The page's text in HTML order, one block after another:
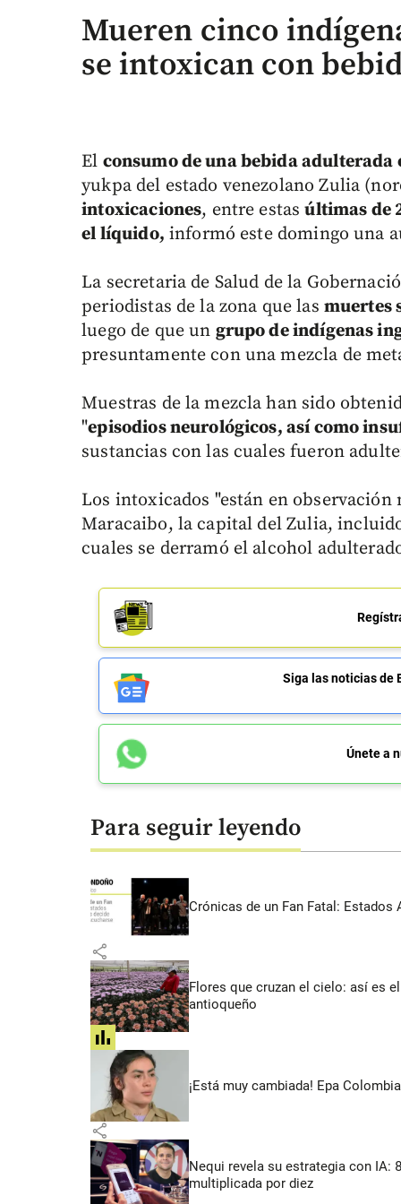
Mueren cinco
se intoxican con
El consumo de una bebida adulterada
yukpa del estado venezolano Zulia
intoxicaciones, entre estasúltimas de
el líquido, informó este domingo una
La secretaria de Salud de la
periodistas de la zona que las muertes
luego de que un grupo de indígenas
presuntamente con una mezcla de
Muestras de la mezcla han sido
"episodios neurológicos, así como
sustancias con las cuales fueron
Los intoxicados "están en
Maracaibo, la capital del Zulia,
cuales se derramó el alcohol
Siga las noticias de
Únete a
Para seguir leyendo
Crónicas de un Fan Fatal:
share
Flores que cruzan el cielo: así es
antioqueño
share
¡Está muy cambiada! Epa
share
Nequi revela su estrategia con IA:
multiplicada por diez